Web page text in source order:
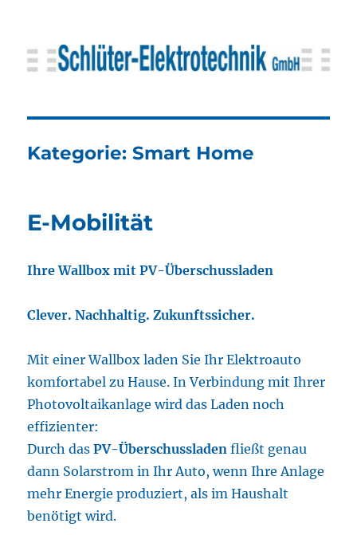
Schlüter-Elektrotechnik GmbH
Kategorie:Smart Home
E-Mobilität
Ihre Wallbox mit PV-Überschussladen
Clever. Nachhaltig. Zukunftssicher.
Mit einer Wallbox laden Sie Ihr Elektroauto
komfortabel zu Hause. In Verbindung mit Ihrer
Photovoltaikanlage wird das Laden noch
effizienter:
Durch dasPV-Überschussladen fließt genau
dann Solarstrom in Ihr Auto, wenn Ihre Anlage
mehr Energie produziert, als im Haushalt
benötigt wird.